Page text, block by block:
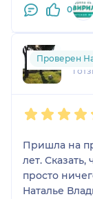
0
1
Проверен
Пришла на
лет.
просто
Наталье